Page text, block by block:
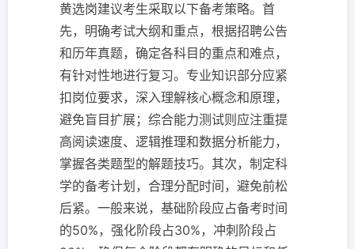
黄选岗建议考生采取以下备考策略。首
先，明确考试大纲和重点，根据招聘公告
和历年真题，确定各科目的重点和难点，
有针对性地进行复习。专业知识部分应紧
扣岗位要求，深入理解核心概念和原理，
避免盲目扩展；综合能力测试则应注重提
高阅读速度、逻辑推理和数据分析能力，
掌握各类题型的解题技巧。其次，制定科
学的备考计划，合理分配时间，避免前松
后紧。一般来说，基础阶段应占备考时间
的50%，强化阶段占30%，冲刺阶段占